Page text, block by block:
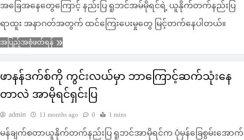
အခြေအနေတွေကြောင့် နည်းပြ ရူဘင်အမ်မိုရင်ရဲ့ ယူနိုက်တက်နည်းပြ
ရာထူး အနာဂတ်အတွက် ထင်ကြေးပေးမှုတွေ မြင့်တက်နေပါတယ်။
အပြည့်အစုံဖတ်ရန်
ဖာနန်ဒက်စ်ကို ကွင်းလယ်မှာ ဘာကြောင့်ဆက်သုံးနေ
တာလဲ အာမိုရင်ရှင်းပြ
admin 11 months ago 0 1 mins
မန်ချက်စတာယူနိုက်တက်နည်းပြ ရူဘင်အာမိုရင်က ပုံမှန်ခြေစွမ်းအောက်